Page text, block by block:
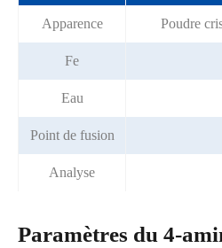
Apparence Poudre
Fe
Eau
Point de fusion
Analyse
Paramètres du 4-